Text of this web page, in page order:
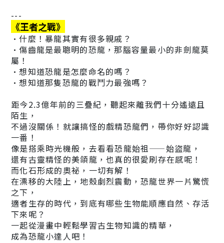
---
《王者之戰》
•什麼！暴龍其實有很多親戚？
•傷齒龍是最聰明的恐龍，那腦容量最小的非劍龍莫
屬！
•想知道恐龍是怎麼命名的嗎？
•想知道那隻恐龍的戰鬥力最強嗎？
距今2.3億年前的三疊紀，聽起來離我們十分遙遠且
陌生，
不過沒關係！就讓搞怪的戲精恐龍們，帶你好好認識
一番！
像是搭乘時光機般，去看看恐龍始祖——始盜龍，
還有古靈精怪的美頜龍，也真的很愛刷存在感呢！
而化石形成的奧祕，一切有解！
在漂移的大陸上，地殼劇烈震動，恐龍世界一片驚慌
之下，
適者生存的時代，到底有哪些生物能順應自然、存活
下來呢？
一起從漫畫中輕鬆學習古生物知識的精華，
成為恐龍小達人吧！